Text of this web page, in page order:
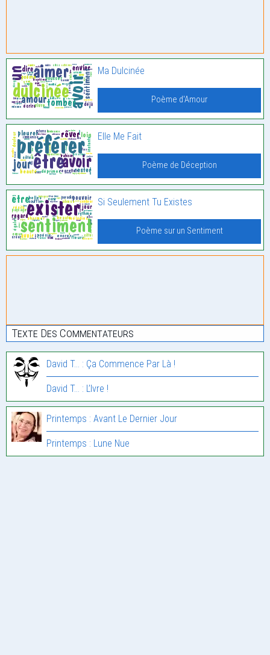
Ma Dulcinée
Poème d'Amour
Elle Me Fait
Poème de Déception
Si Seulement Tu Existes
Poème sur un Sentiment
Texte Des Commentateurs
David T... : Ça Commence Par Là !
David T... : L’Ivre !
Printemps : Avant Le Dernier Jour
Printemps : Lune Nue